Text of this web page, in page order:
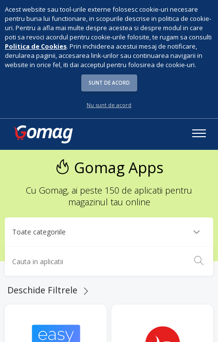
Acest website sau tool-urile externe folosesc cookie-uri necesare
pentru buna lui functionare, in scopurile descrise in politica de cookie-
uri. Pentru a afla mai multe despre acestea si despre modul in care
poti sa revoci acordul pentru cookie-urile folosite, te rugam sa consulti
Politica de Cookies. Prin inchiderea acestui mesaj de notificare,
derularea paginii, accesarea link-urilor sau continuarea navigarii in
website in orice fel, iti dai acceptul pentru folosirea de cookie-uri.
SUNT DE ACORD
Nu sunt de acord
Gomag Apps
Cu Gomag, ai peste 150 de aplicatii pentru
magazinul tau online
Deschide Filtrele